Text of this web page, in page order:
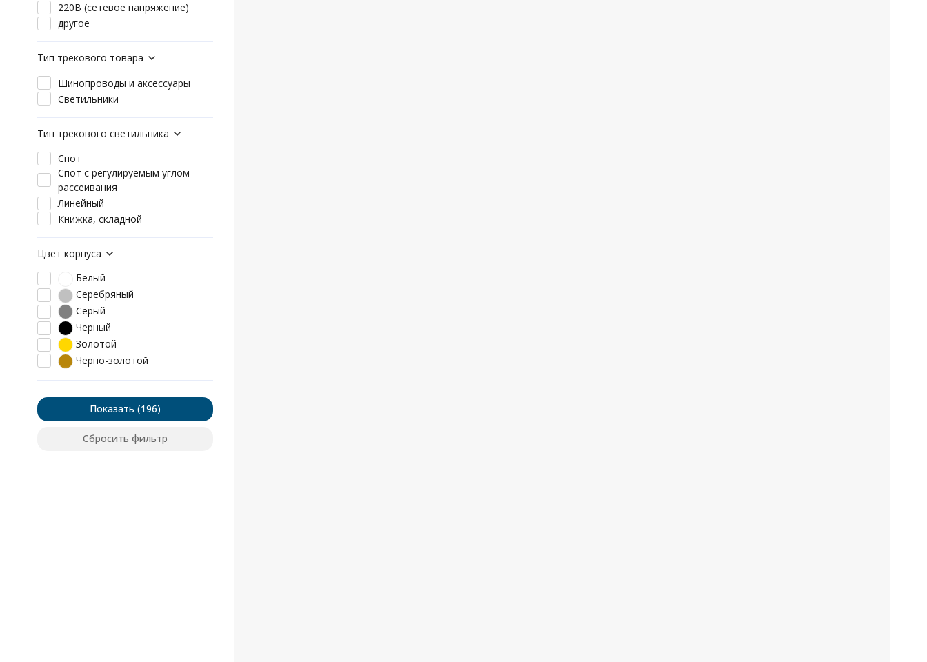
220В (сетевое напряжение)
другое
Тип трекового товара
Шинопроводы и аксессуары
Светильники
Тип трекового светильника
Спот
Спот с регулируемым углом
рассеивания
Линейный
Книжка, складной
Цвет корпуса
Белый
Серебряный
Серый
Черный
Золотой
Черно-золотой
Показать
Сбросить фильтр